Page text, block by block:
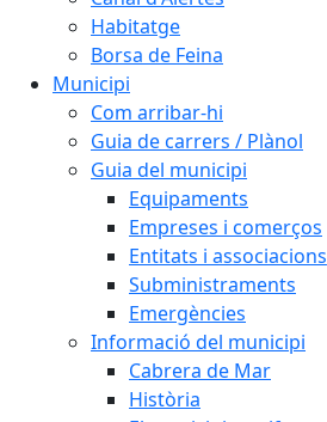
Habitatge
Borsa de Feina
Municipi
Com arribar-hi
Guia de carrers / Plànol
Guia del municipi
Equipaments
Empreses i comerços
Entitats i associacions
Subministraments
Emergències
Informació del municipi
Cabrera de Mar
Història